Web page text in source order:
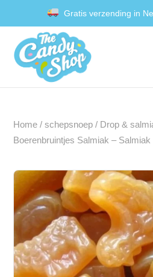
Gratis verzending in
Home /schepsnoep / Drop &
Boerenbruintjes Salmiak – Salmiak